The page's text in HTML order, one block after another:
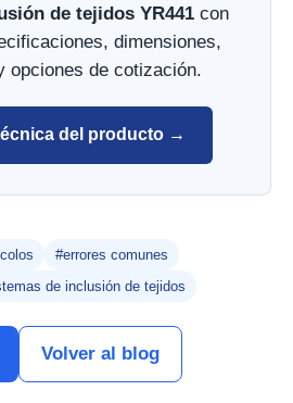
de tejidos YR441con
dimensiones,
opciones de cotización.
del producto →
#errores comunes
de inclusión de tejidos
Volver al blog